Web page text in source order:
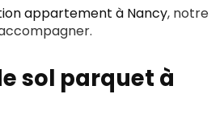
appartement à Nancy, notre
sol parquet à